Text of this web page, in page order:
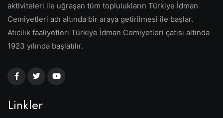
aktiviteleri ile uğraşan tüm toplulukların Türkiye İdman
Cemiyetleri adı altında bir araya getirilmesi ile başlar.
Atıcılık faaliyetleri Türkiye İdman Cemiyetleri çatısı altında
1923 yılında başlatılır.
Linkler